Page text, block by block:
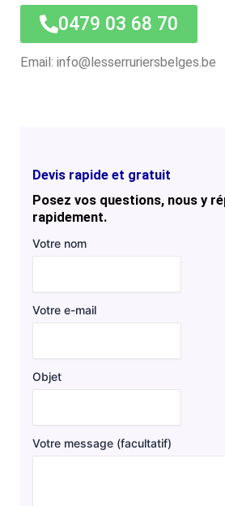
0479 03 68 70
Email: info@lesserruriersbelges.be
Devis rapide et gratuit
Posez vos questions, nous y
rapidement.
Votre nom
Votre e-mail
Objet
Votre message (facultatif)